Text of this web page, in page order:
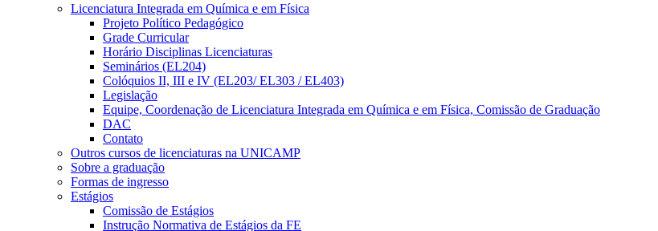
Licenciatura Integrada em Química e em Física
Projeto Político Pedagógico
Grade Curricular
Horário Disciplinas Licenciaturas
Seminários (EL204)
Colóquios II, III e IV (EL203/ EL303 / EL403)
Legislação
Equipe, Coordenação de Licenciatura Integrada em Química e em Física, Comissão de Graduação
DAC
Contato
Outros cursos de licenciaturas na UNICAMP
Sobre a graduação
Formas de ingresso
Estágios
Comissão de Estágios
Instrução Normativa de Estágios da FE